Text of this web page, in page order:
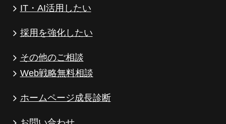
IT・AI活用したい
採用を強化したい
その他のご相談
Web戦略無料相談
ホームページ成長診断